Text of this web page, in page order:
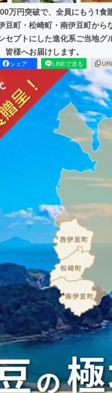
万円突破で、全員にもう1
豆町・松崎町・南伊豆町か
セプトにした進化系ご当地
皆様へお届けします。
シェア LINEで送る